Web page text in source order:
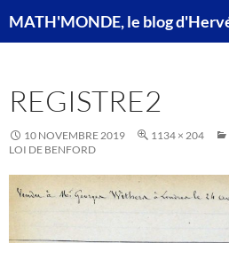
REGISTRE2
10 NOVEMBRE 2019 1134 × 204
LOI DE BENFORD